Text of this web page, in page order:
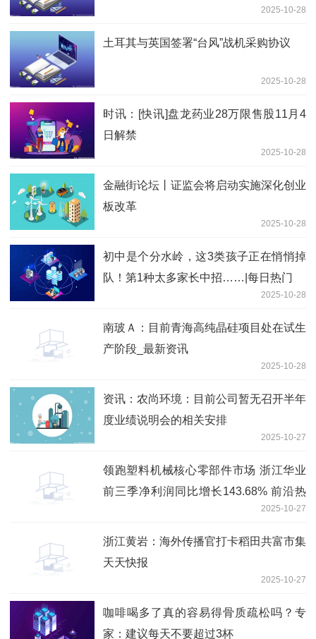
2025-10-28
土耳其与英国签署“台风”战机采购协议
2025-10-28
时讯：[快讯]盘龙药业28万限售股11月4
日解禁
2025-10-28
金融街论坛丨证监会将启动实施深化创业
板改革
2025-10-28
初中是个分水岭，这3类孩子正在悄悄掉
队！第1种太多家长中招……|每日热门
2025-10-28
南玻Ａ：目前青海高纯晶硅项目处在试生
产阶段_最新资讯
2025-10-28
资讯：农尚环境：目前公司暂无召开半年
度业绩说明会的相关安排
2025-10-27
领跑塑料机械核心零部件市场 浙江华业
前三季净利润同比增长143.68% 前沿热
2025-10-27
浙江黄岩：海外传播官打卡稻田共富市集
天天快报
2025-10-27
咖啡喝多了真的容易得骨质疏松吗？专
家：建议每天不要超过3杯